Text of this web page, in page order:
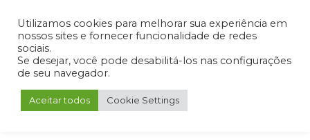
Admin Portal do Aluno Portal do Professor Portal do Coordenador
Utilizamos cookies para melhorar sua experiência em
nossos sites e fornecer funcionalidade de redes
sociais.
Se desejar, você pode desabilitá-los nas configurações
de seu navegador.
Aceitar todos Cookie Settings